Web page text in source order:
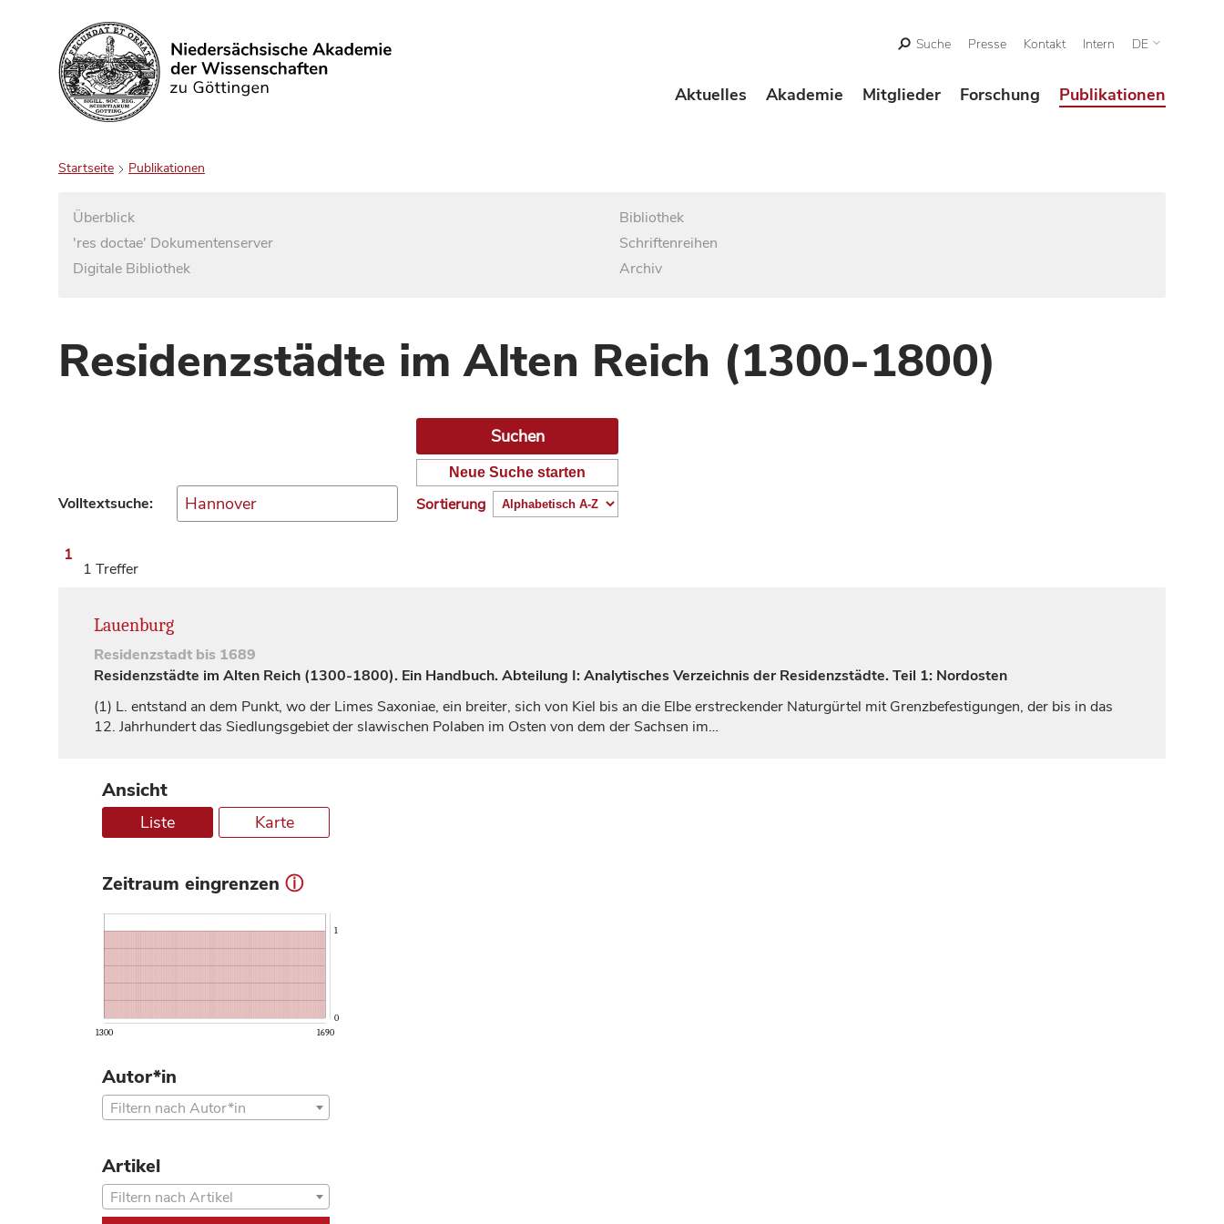
Suchen
Suche Presse Kontakt Intern DE
Aktuelles Akademie Mitglieder Forschung Publikationen
Startseite Publikationen
Überblick
'res doctae' Dokumentenserver
Digitale Bibliothek
Bibliothek
Schriftenreihen
Archiv
Residenzstädte im Alten Reich (1300-1800)
Volltextsuche:
Neue Suche starten
Sortierung
1
1 Treffer
Lauenburg
Residenzstadt bis 1689
Residenzstädte im Alten Reich (1300-1800). Ein Handbuch. Abteilung I: Analytisches Verzeichnis der Residenzstädte. Teil 1: Nordosten
(1) L. entstand an dem Punkt, wo der Limes Saxoniae, ein breiter, sich von Kiel bis an die Elbe erstreckender Naturgürtel mit Grenzbefestigungen, der bis in das
12. Jahrhundertdas Siedlungsgebiet der slawischen Polaben im Osten von dem der Sachsen im…
Ansicht
Liste Karte
Zeitraum eingrenzen ⓘ
1300 1690
0
1
Autor*in
Filtern nach Autor*in
Artikel
Filtern nach Artikel